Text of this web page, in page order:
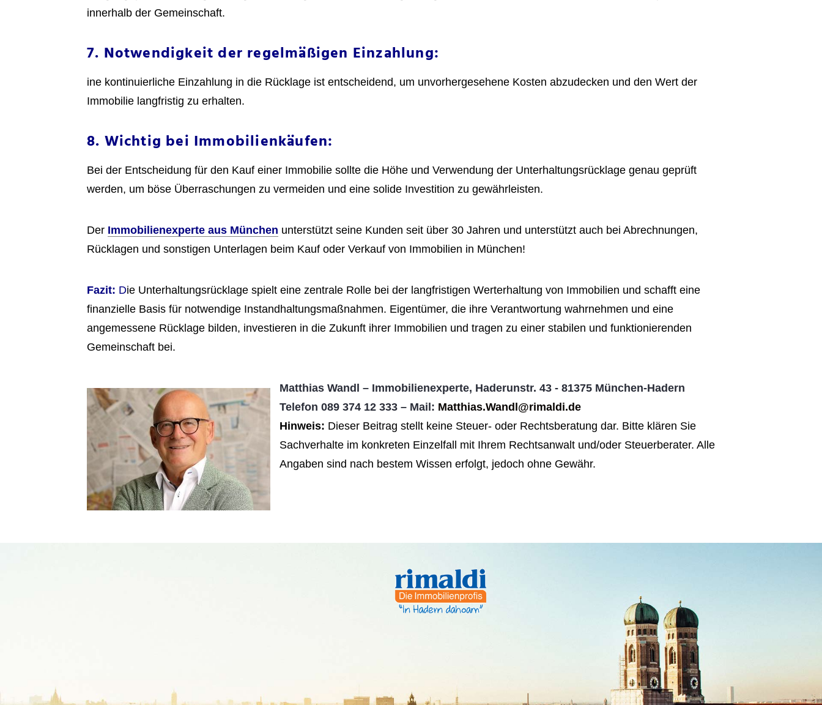
innerhalb der Gemeinschaft.
7. Notwendigkeit der regelmäßigen Einzahlung:
ine kontinuierliche Einzahlung in die Rücklage ist entscheidend, um unvorhergesehene Kosten abzudecken und den Wert der
Immobilie langfristig zu erhalten.
8. Wichtig bei Immobilienkäufen:
Bei der Entscheidung für den Kauf einer Immobilie sollte die Höhe und Verwendung der Unterhaltungsrücklage genau geprüft
werden, um böse Überraschungen zu vermeiden und eine solide Investition zu gewährleisten.
Der Immobilienexperte aus München unterstützt seine Kunden seit über 30 Jahren und unterstützt auch bei Abrechnungen,
Rücklagen und sonstigen Unterlagen beim Kauf oder Verkauf von Immobilien in München!
Fazit: Die Unterhaltungsrücklage spielt eine zentrale Rolle bei der langfristigen Werterhaltung von Immobilien und schafft eine
finanzielle Basis für notwendige Instandhaltungsmaßnahmen. Eigentümer, die ihre Verantwortung wahrnehmen und eine
angemessene Rücklage bilden, investieren in die Zukunft ihrer Immobilien und tragen zu einer stabilen und funktionierenden
Gemeinschaft bei.
Matthias Wandl – Immobilienexperte, Haderunstr. 43 - 81375 München-Hadern
Telefon 089 374 12 333 – Mail: Matthias.Wandl@rimaldi.de
Hinweis: Dieser Beitrag stellt keine Steuer- oder Rechtsberatung dar. Bitte klären Sie
Sachverhalte im konkreten Einzelfall mit Ihrem Rechtsanwalt und/oder Steuerberater. Alle
Angaben sind nach bestem Wissen erfolgt, jedoch ohne Gewähr.